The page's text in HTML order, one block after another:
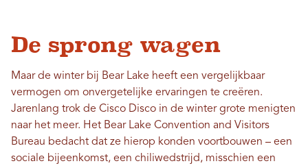
De sprong wagen
Maar de winter bij Bear Lake heeft een vergelijkbaar
vermogen om onvergetelijke ervaringen te creëren.
Jarenlang trok de Cisco Disco in de winter grote menigten
naar het meer. Het Bear Lake Convention and Visitors
Bureau bedacht dat ze hierop konden voortbouwen – een
sociale bijeenkomst, een chiliwedstrijd, misschien een